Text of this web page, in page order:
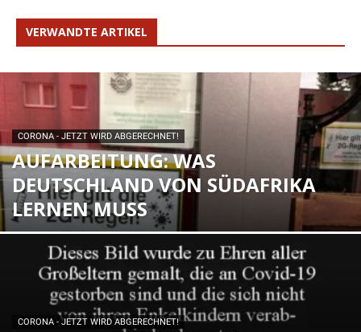
VERWANDTE ARTIKEL
CORONA - JETZT WIRD ABGERECHNET!
AUFARBEITUNG: WAS
DEUTSCHLAND VON SÜDAFRIKA
LERNEN MUSS
CORONA - JETZT WIRD ABGERECHNET!